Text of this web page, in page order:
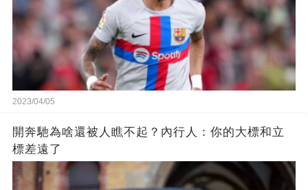
2023/04/05
開奔馳為啥還被人瞧不起？內行人：你的大標和立
標差遠了